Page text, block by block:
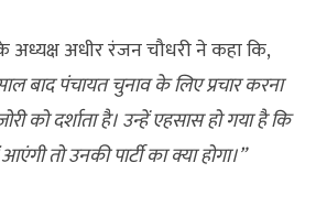
अध्यक्ष अधीर रंजन चौधरी ने कहा कि,
बाद पंचायत चुनाव के लिए प्रचार करना
को दर्शाता है। उन्हें एहसास हो गया है कि
तो उनकी पार्टी का क्या होगा।”